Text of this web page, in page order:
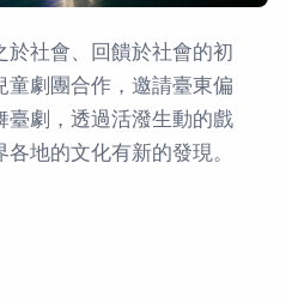
社會、回饋於社會的初
童劇團合作，邀請臺東偏
臺劇，透過活潑生動的戲
地的文化有新的發現。